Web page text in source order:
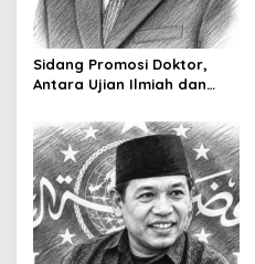
i
o
n
Sidang Promosi Doktor,
Antara Ujian Ilmiah dan